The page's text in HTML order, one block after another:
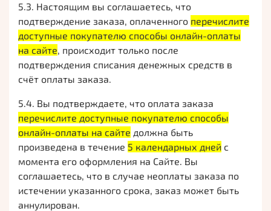
5.3. Настоящим вы соглашаетесь, что
подтверждение заказа, оплаченного перечислите
доступные покупателю способы онлайн-оплаты
на сайте, происходит только после
подтверждения списания денежных средств в
счёт оплаты заказа.
5.4. Вы подтверждаете, что оплата заказа
перечислите доступные покупателю способы
онлайн-оплаты на сайте должна быть
произведена в течение 5 календарных дней с
момента его оформления на Сайте. Вы
соглашаетесь, что в случае неоплаты заказа по
истечении указанного срока, заказ может быть
аннулирован.